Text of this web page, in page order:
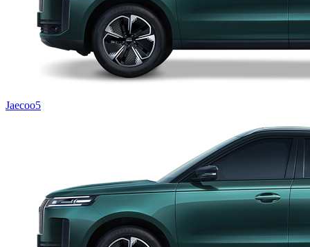
Jaecoo5